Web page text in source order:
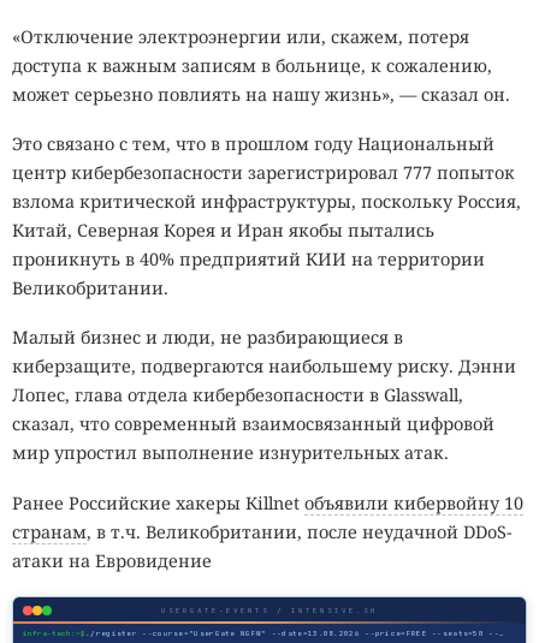
«Отключение электроэнергии или, скажем, потеря
доступа к важным записям в больнице, к сожалению,
может серьезно повлиять на нашу жизнь», — сказал он.
Это связано с тем, что в прошлом году Национальный
центр кибербезопасности зарегистрировал 777 попыток
взлома критической инфраструктуры, поскольку Россия,
Китай, Северная Корея и Иран якобы пытались
проникнуть в 40% предприятий КИИ на территории
Великобритании.
Малый бизнес и люди, не разбирающиеся в
киберзащите, подвергаются наибольшему риску. Дэнни
Лопес, глава отдела кибербезопасности в Glasswall,
сказал, что современный взаимосвязанный цифровой
мир упростил выполнение изнурительных атак.
Ранее Российские хакеры Кillnet объявили кибервойну 10
странам, в т.ч. Великобритании, после неудачной DDoS-
атаки на Евровидение
USERGATE-EVENTS / INTENSIVE.SH
infra-tech:~$ ./register --course="UserGate NGFW" --date=13.08.2026 --price=FREE --seats=50 --mode=online